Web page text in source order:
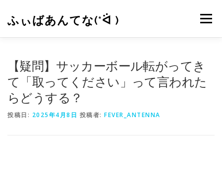
ふぃばあんてな(*ᐛ ) メニュー
【疑問】サッカーボール転がってき
て「取ってください」って言われた
らどうする？
投稿日: 2025年4月8日 投稿者: FEVER_ANTENNA